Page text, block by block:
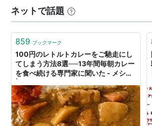
じ。 ・・・うん、これでなんとかしよう
んは前日に軽く塩…
ネットで話題
859 ブックマーク
100円のレトルトカレーをご馳走にし
てしまう方法8選──13年間毎朝カレー
を食べ続ける専門家に聞いた - メシ通